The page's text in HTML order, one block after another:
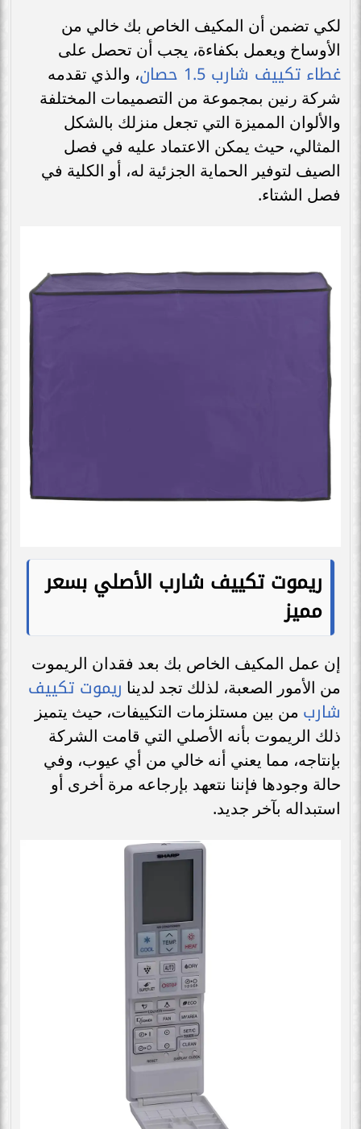
لكي تضمن أن المكيف الخاص بك خالي من
الأوساخ ويعمل بكفاءة، يجب أن تحصل على
غطاء تكييف شارب 1.5 حصان
، والذي تقدمه
شركة رنين بمجموعة من التصميمات المختلفة
والألوان المميزة التي تجعل منزلك بالشكل
المثالي، حيث يمكن الاعتماد عليه في فصل
الصيف لتوفير الحماية الجزئية له، أو الكلية في
فصل الشتاء.
ريموت تكييف شارب الأصلي بسعر
مميز
إن عمل المكيف الخاص بك بعد فقدان الريموت
من الأمور الصعبة، لذلك تجد لدينا ريموت تكييف
شارب من بين مستلزمات التكييفات، حيث يتميز
ذلك الريموت بأنه الأصلي التي قامت الشركة
بإنتاجه، مما يعني أنه خالي من أي عيوب، وفي
حالة وجودها فإننا نتعهد بإرجاعه مرة أخرى أو
استبداله بآخر جديد.